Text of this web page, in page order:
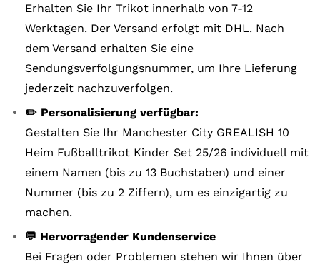
Erhalten Sie Ihr Trikot innerhalb von 7-12
Werktagen. Der Versand erfolgt mit DHL. Nach
dem Versand erhalten Sie eine
Sendungsverfolgungsnummer, um Ihre Lieferung
jederzeit nachzuverfolgen.
✏️ Personalisierung verfügbar:
Gestalten Sie Ihr Manchester City GREALISH 10
Heim Fußballtrikot Kinder Set 25/26 individuell mit
einem Namen (bis zu 13 Buchstaben) und einer
Nummer (bis zu 2 Ziffern), um es einzigartig zu
machen.
💬 Hervorragender Kundenservice
Bei Fragen oder Problemen stehen wir Ihnen über